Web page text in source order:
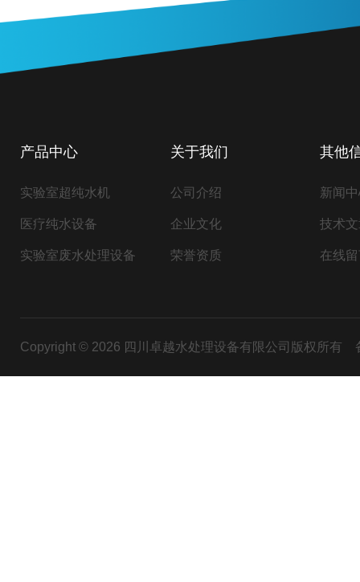
产品中心
实验室超纯水机
医疗纯水设备
实验室废水处理设备
关于我们
公司介绍
企业文化
荣誉资质
其他
新闻
技术
在线
Copyright © 2026 四川卓越水处理设备有限公司版权所有